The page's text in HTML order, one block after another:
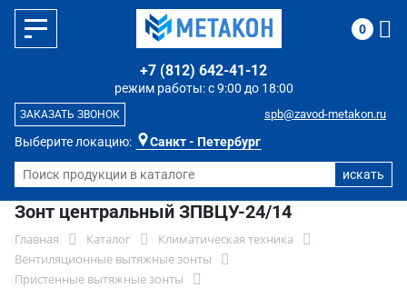
Выберите локацию: Санкт - Петербург
режим работы: с 9:00 до 18:00
+7 (812) 642-41-12
spb@zavod-metakon.ru
ЗАКАЗАТЬ ЗВОНОК
0
Зонт центральный ЗПВЦУ-24/14
Главная Каталог
Климатическая техника
Вентиляционные вытяжные зонты
Пристенные вытяжные зонты